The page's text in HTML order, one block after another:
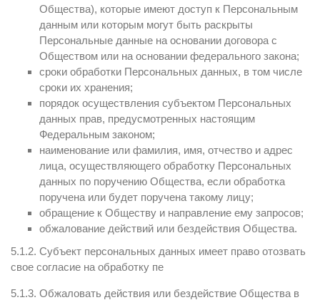
Общества), которые имеют доступ к Персональным
данным или которым могут быть раскрыты
Персональные данные на основании договора с
Обществом или на основании федерального закона;
сроки обработки Персональных данных, в том числе
сроки их хранения;
порядок осуществления субъектом Персональных
данных прав, предусмотренных настоящим
Федеральным законом;
наименование или фамилия, имя, отчество и адрес
лица, осуществляющего обработку Персональных
данных по поручению Общества, если обработка
поручена или будет поручена такому лицу;
обращение к Обществу и направление ему запросов;
обжалование действий или бездействия Общества.
5.1.2. Субъект персональных данных имеет право отозвать
свое согласие на обработку пе
5.1.3. Обжаловать действия или бездействие Общества в